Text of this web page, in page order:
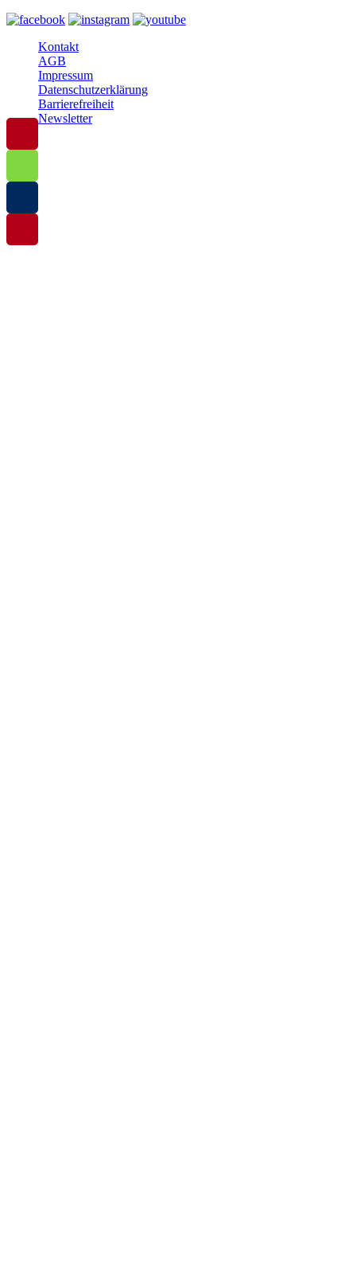
Kontakt
AGB
Impressum
Datenschutzerklärung
Barrierefreiheit
Newsletter